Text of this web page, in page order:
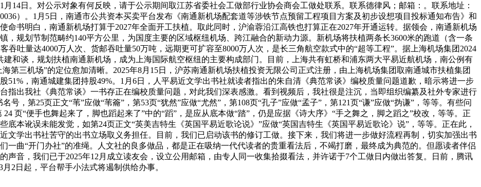
14日。对公示对象有何反映，请于公示期间取江苏省委社会工做部行业协会商会工做处联系。联系德律风；邮箱：。联系地址：
）。1月5日，南通市公共资本买卖平台发布《南通新机场配套道等涉铁节点预留工程项目方案及初步设想项目投标通知布告》和
命书明白，南通新机场打算于2027年全面开工扶植。取此同时，沪渝蓉沿江高铁也打算正在2027年开通运转。据领会，南通新机场
，规划节制范畴约140平方公里，为国度主要的区域枢纽机场、跨江融合的新动力源。新机场将扶植两条长3600米的跑道（含一条
吞吐量达4000万人次、货邮吞吐量50万吨，远期更可扩容至8000万人次，是长三角航空款式中的“超等工程”。据上海机场集团2024
和谈，规划扶植南通新机场，成为上海国际航空枢纽的主要构成部门。目前，上海共有虹桥和浦东两大平易近航机场，南公例有
第三机场”的定位愈加清晰。2025年8月15日，沪苏南通新机场扶植投资无限公司正式注册，由上海机场集团取南通城市扶植集团
51%，南通城建集团持股49%。1月6日，人平易近文学出书社就读者指出的朱自清《典范常谈》编校质量问题道歉，暗示将进一步
指出我社《典范常谈》一书存正在编校质量问题，对此我们深表感激。看到视频后，我社很是注沉，当即组织编纂及社外专家进行
号，第25页正文“苇”应做“苇籥”，第53页“犹然”应做“尤然”，第108页“孔子”应做“孟子”，第121页“谦”应做“㧑谦”，等等。有些问
页“便手也舞起来了，脚也蹈起来了”中的“蹈”，是应从底本做“踏”，仍是应据《诗大序》“手之舞之，脚之蹈之”校改，等等。正
本讹误未能发觉，如第24页正文“英美吉特生《英国平易近歌论说》”应做“英国吉特生《英国平易近歌论》说”，等等。正在此，
文学出书社苦守的出书立场取义务担任。目前，我们已启动该书的修订工做。接下来，我们将进一步做好流程再制，切实加强出书
一曲“开门办社”的准绳。人文社的良多做品，都是正在吸纳一代代读者的贵重看法后，不竭打磨，最终成为典范的。但愿读者伴侣
声音，我们已于2025年12月成立读友会，设立公用邮箱，由专人同一收集拾掇看法，并许诺于7个工做日内做出答复。日前，腾讯
2日起，平台帮手小法式将遏制供给办事。